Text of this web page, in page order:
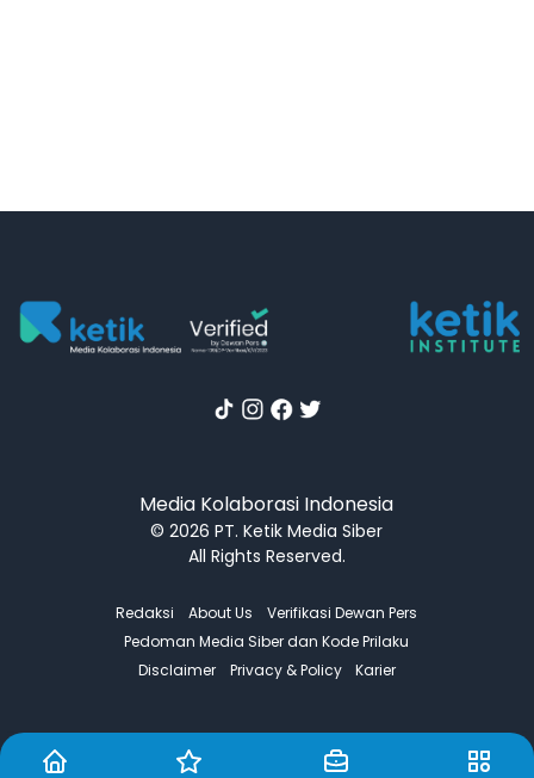
Media Kolaborasi Indonesia
© 2026 PT. Ketik Media Siber
All Rights Reserved.
Redaksi About Us
Verifikasi Dewan Pers
Pedoman Media Siber dan Kode Prilaku
Disclaimer
Privacy & Policy Karier